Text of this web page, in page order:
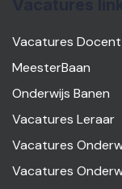
Vacatures Docent
MeesterBaan
Onderwijs Banen
Vacatures Leraar
Vacatures
Vacatures